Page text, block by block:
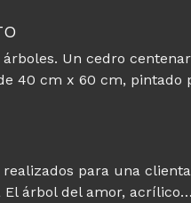
Un cedro
40 cm x 60 cm, pintado
para una
El árbol del amor, acrílico…